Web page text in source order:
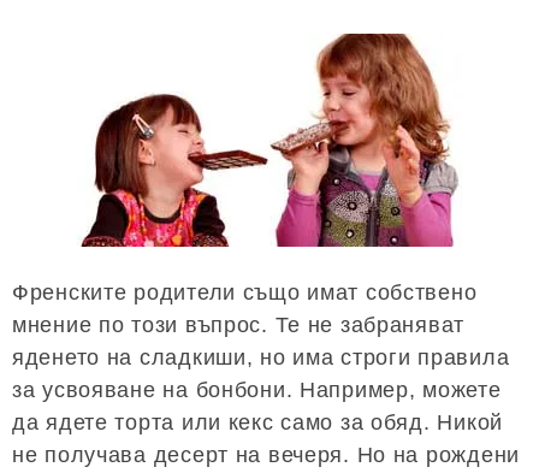
Френските родители също имат собствено
мнение по този въпрос. Те не забраняват
яденето на сладкиши, но има строги правила
за усвояване на бонбони. Например, можете
да ядете торта или кекс само за обяд. Никой
не получава десерт на вечеря. Но на рождени